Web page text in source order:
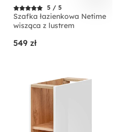
5 / 5
Szafka łazienkowa Netime
wisząca z lustrem
549 zł